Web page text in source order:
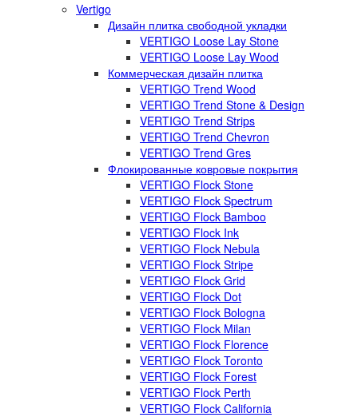
Vertigo
Дизайн плитка свободной укладки
VERTIGO Loose Lay Stone
VERTIGO Loose Lay Wood
Коммерческая дизайн плитка
VERTIGO Trend Wood
VERTIGO Trend Stone & Design
VERTIGO Trend Strips
VERTIGO Trend Chevron
VERTIGO Trend Gres
Флокированные ковровые покрытия
VERTIGO Flock Stone
VERTIGO Flock Spectrum
VERTIGO Flock Bamboo
VERTIGO Flock Ink
VERTIGO Flock Nebula
VERTIGO Flock Stripe
VERTIGO Flock Grid
VERTIGO Flock Dot
VERTIGO Flock Bologna
VERTIGO Flock Milan
VERTIGO Flock Florence
VERTIGO Flock Toronto
VERTIGO Flock Forest
VERTIGO Flock Perth
VERTIGO Flock California